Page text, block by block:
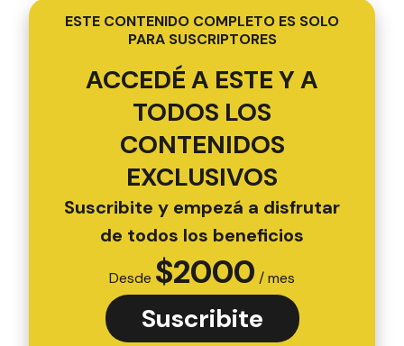
ESTE CONTENIDO COMPLETO ES SOLO
PARA SUSCRIPTORES
ACCEDÉ A ESTE Y A
TODOS LOS
CONTENIDOS
EXCLUSIVOS
Suscribite y empezá a disfrutar
de todos los beneficios
Desde $2000 / mes
Suscribite